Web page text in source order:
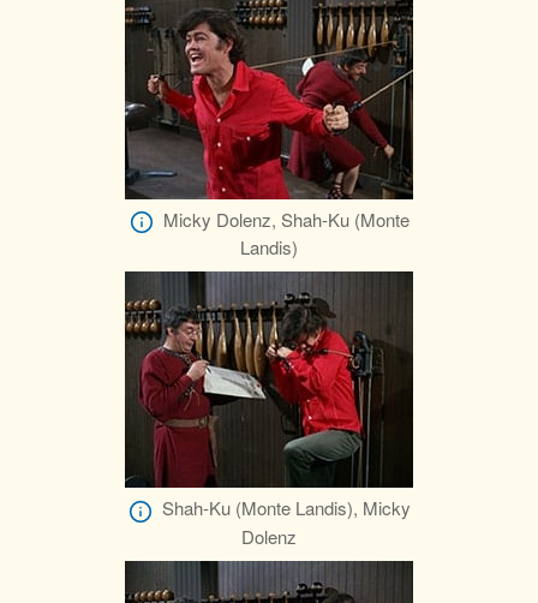
Micky Dolenz, Shah-Ku (Monte
Landis)
Shah-Ku (Monte Landis), Micky
Dolenz